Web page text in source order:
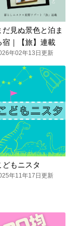
だ見ぬ景色と泊ま
宿｜【旅】連載
年02年13日更新
どもニスタ
年11年17日更新